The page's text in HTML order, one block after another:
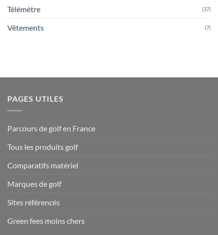
Télémètre (37)
Vêtements (7)
PAGES UTILES
Parcours de golf en France
Tous les produits golf
Comparatifs matériel
Marques de golf
Sites référencés
Green fees moins chers